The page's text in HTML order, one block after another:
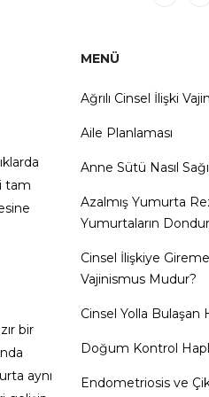
tam
bir
aynı
MENÜ
Ağrılı Cinsel İlişki
Aile Planlaması
Anne Sütü Nasıl
Azalmış Yumurta
Yumurtaların
Cinsel İlişkiye
Vajinismus Mudur?
Cinsel Yolla Bulaşan
Doğum Kontrol
Endometriosis ve